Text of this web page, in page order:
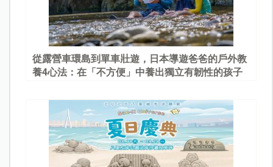
從露營車環島到單車壯遊，日本導遊爸爸的戶外教
養4心法：在「不方便」中養出獨立有韌性的孩子